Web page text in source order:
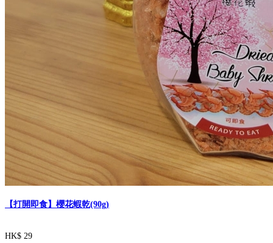
【打開即食】櫻花蝦乾(90g)
HK$ 29